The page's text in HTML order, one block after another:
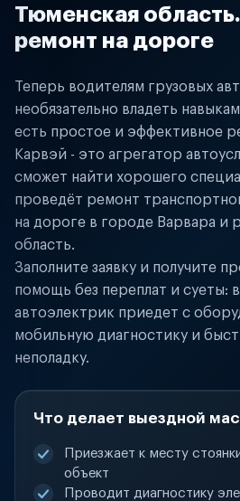
Тюменская
ремонт на дороге
Теперь водителям грузовых
необязательно владеть
есть простое и эффективное
Карвэй - это агрегатор
сможет найти хорошего
проведёт ремонт
на дороге в городе Варвара и
область.
Заполните заявку и получите
помощь без переплат и суеты:
автоэлектрик приедет с
мобильную диагностику и
неполадку.
Что делает выездной
Приезжает к месту
объект
Проводит диагностику